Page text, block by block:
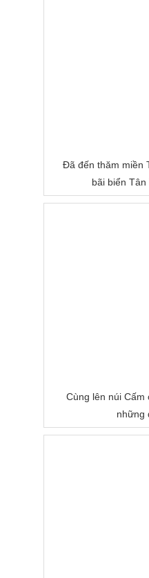
Đã đến thăm miền
bãi biển
Cùng lên núi Cấm
những